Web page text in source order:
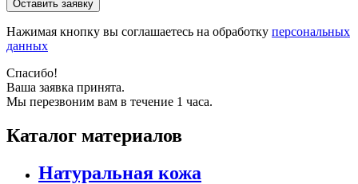
Нажимая кнопку вы соглашаетесь на обработку персональных
данных
Спасибо!
Ваша заявка принята.
Мы перезвоним вам в течение 1 часа.
Каталог материалов
Натуральная кожа